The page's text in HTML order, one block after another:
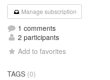
Manage subscription
1 comments
2 participants
Add to favorites
TAGS (0)